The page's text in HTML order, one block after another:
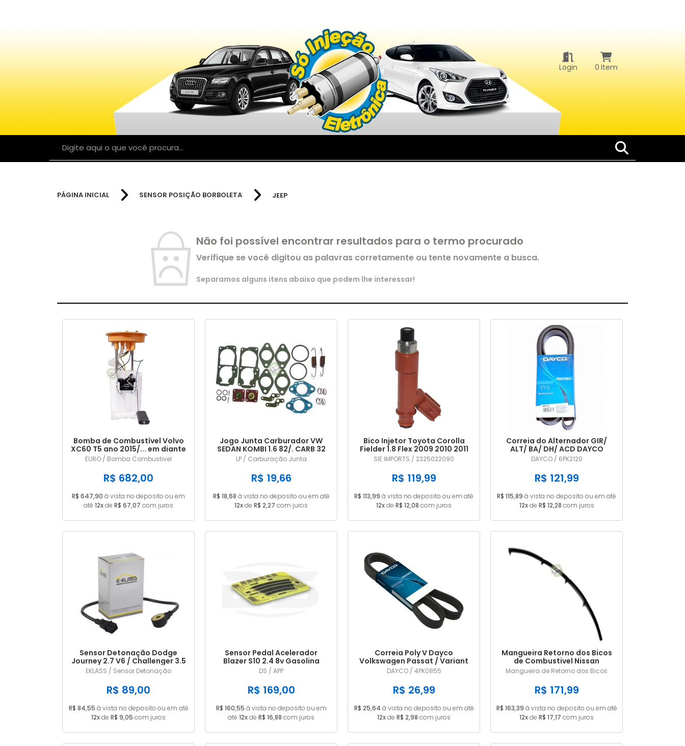
Login 0 Item
PÁGINA INICIAL SENSOR POSIÇÃO BORBOLETA JEEP
Não foi possível encontrar resultados para o termo procurado
Verifique se você digitou as palavras corretamente ou tente novamente a busca.
Separamos alguns itens abaixo que podem lhe interessar!
Bomba de Combustível Volvo
XC60 T5 ano 2015/... em diante
A2C53325536
EURO / Bomba Combustivel
R$ 682,00
R$ 647,90 à vista no deposito ou em
até 12xde R$ 67,07 com juros
Jogo Junta Carburador VW
SEDAN KOMBI 1.6 82/. CARB 32
PDSIT ALCOOL
LP / Carburação Junta
R$ 19,66
R$ 18,68 à vista no deposito ou em até
12xde R$ 2,27 com juros
Bico Injetor Toyota Corolla
Fielder 1.8 Flex 2009 2010 2011
2012 2013 2325022090
SIE IMPORTS / 2325022090
R$ 119,99
R$ 113,99 à vista no deposito ou em até
12xde R$ 12,08 com juros
Correia do Alternador GIR/
ALT/ BA/ DH/ ACD DAYCO
6PK2120
DAYCO / 6PK2120
R$ 121,99
R$ 115,89 à vista no deposito ou em até
12xde R$ 12,28 com juros
Sensor Detonação Dodge
Journey 2.7 V6 / Challenger 3.5
V6 4609093AE / 4606093AD
EKLASS / Sensor Detonação
R$ 89,00
R$ 84,55 à vista no deposito ou em até
12xde R$ 9,05 com juros
Sensor Pedal Acelerador
Blazer S10 2.4 8v Gasolina
2006/2011
DS / APP
R$ 169,00
R$ 160,55 à vista no deposito ou em
até 12xde R$ 16,88 com juros
Correia Poly V Dayco
Volkswagen Passat / Variant
(importado) 1.8 20V / 1.8 20V
Turbo 1996 1997 1998 1999 GIR /
ACD 4PK0855
DAYCO / 4PK0855
R$ 26,99
R$ 25,64 à vista no deposito ou em até
12xde R$ 2,98 com juros
Mangueira Retorno dos Bicos
de Combustivel Nissan
Frontier 2.8 MWM 9053156
Mangueira de Retorno dos Bicos
R$ 171,99
R$ 163,39 à vista no deposito ou em até
12xde R$ 17,17 com juros